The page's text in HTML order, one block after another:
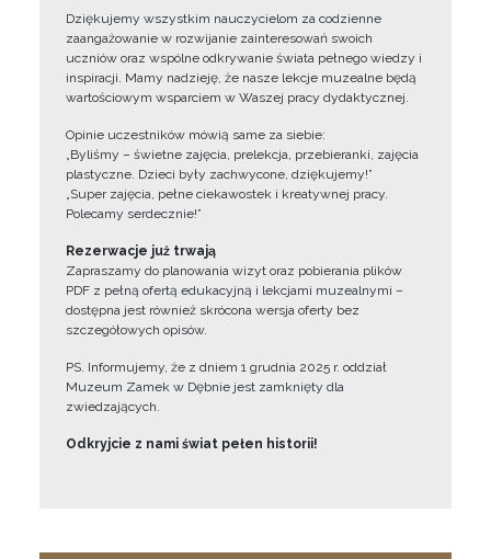
Dziękujemy wszystkim nauczycielom za codzienne
zaangażowanie w rozwijanie zainteresowań swoich
uczniów oraz wspólne odkrywanie świata pełnego wiedzy i
inspiracji. Mamy nadzieję, że nasze lekcje muzealne będą
wartościowym wsparciem w Waszej pracy dydaktycznej.
Opinie uczestników mówią same za siebie:
„Byliśmy – świetne zajęcia, prelekcja, przebieranki, zajęcia
plastyczne. Dzieci były zachwycone, dziękujemy!”
„Super zajęcia, pełne ciekawostek i kreatywnej pracy.
Polecamy serdecznie!”
Rezerwacje już trwają
Zapraszamy do planowania wizyt oraz pobierania plików
PDF z pełną ofertą edukacyjną i lekcjami muzealnymi –
dostępna jest również skrócona wersja oferty bez
szczegółowych opisów.
PS. Informujemy, że z dniem 1 grudnia 2025 r. oddział
Muzeum Zamek w Dębnie jest zamknięty dla
zwiedzających.
Odkryjcie z nami świat pełen historii!